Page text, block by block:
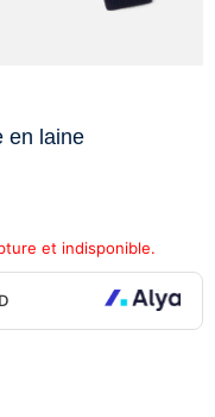
en laine
et indisponible.